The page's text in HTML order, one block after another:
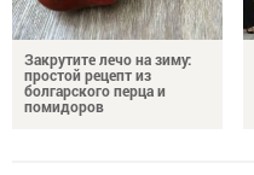
Закрутите лечо на зиму:
простой рецепт из
болгарского перца и
помидоров